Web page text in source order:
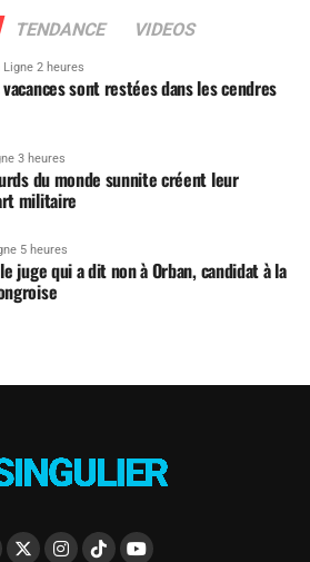
TENDANCE VIDEOS
Ligne 2 heures
sont restées dans les cendres
3 heures
du monde sunnite créent leur
militaire
5 heures
juge qui a dit non à Orban, candidat à la